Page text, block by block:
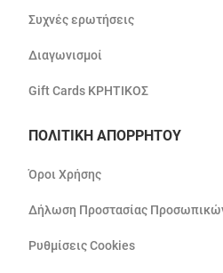
Συχνές ερωτήσεις
Διαγωνισμοί
Gift Cards ΚΡΗΤΙΚΟΣ
ΠΟΛΙΤΙΚΗ ΑΠΟΡΡΗΤΟΥ
Όροι Χρήσης
Δήλωση Προστασίας
Ρυθμίσεις Cookies